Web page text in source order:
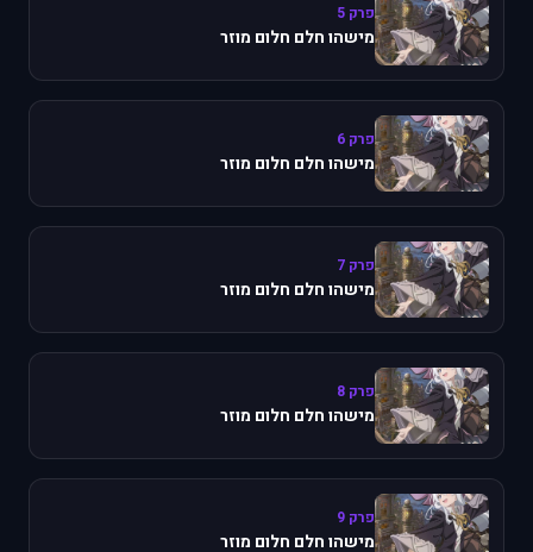
פרק 5
מישהו חלם חלום מוזר
פרק 6
מישהו חלם חלום מוזר
פרק 7
מישהו חלם חלום מוזר
פרק 8
מישהו חלם חלום מוזר
פרק 9
מישהו חלם חלום מוזר